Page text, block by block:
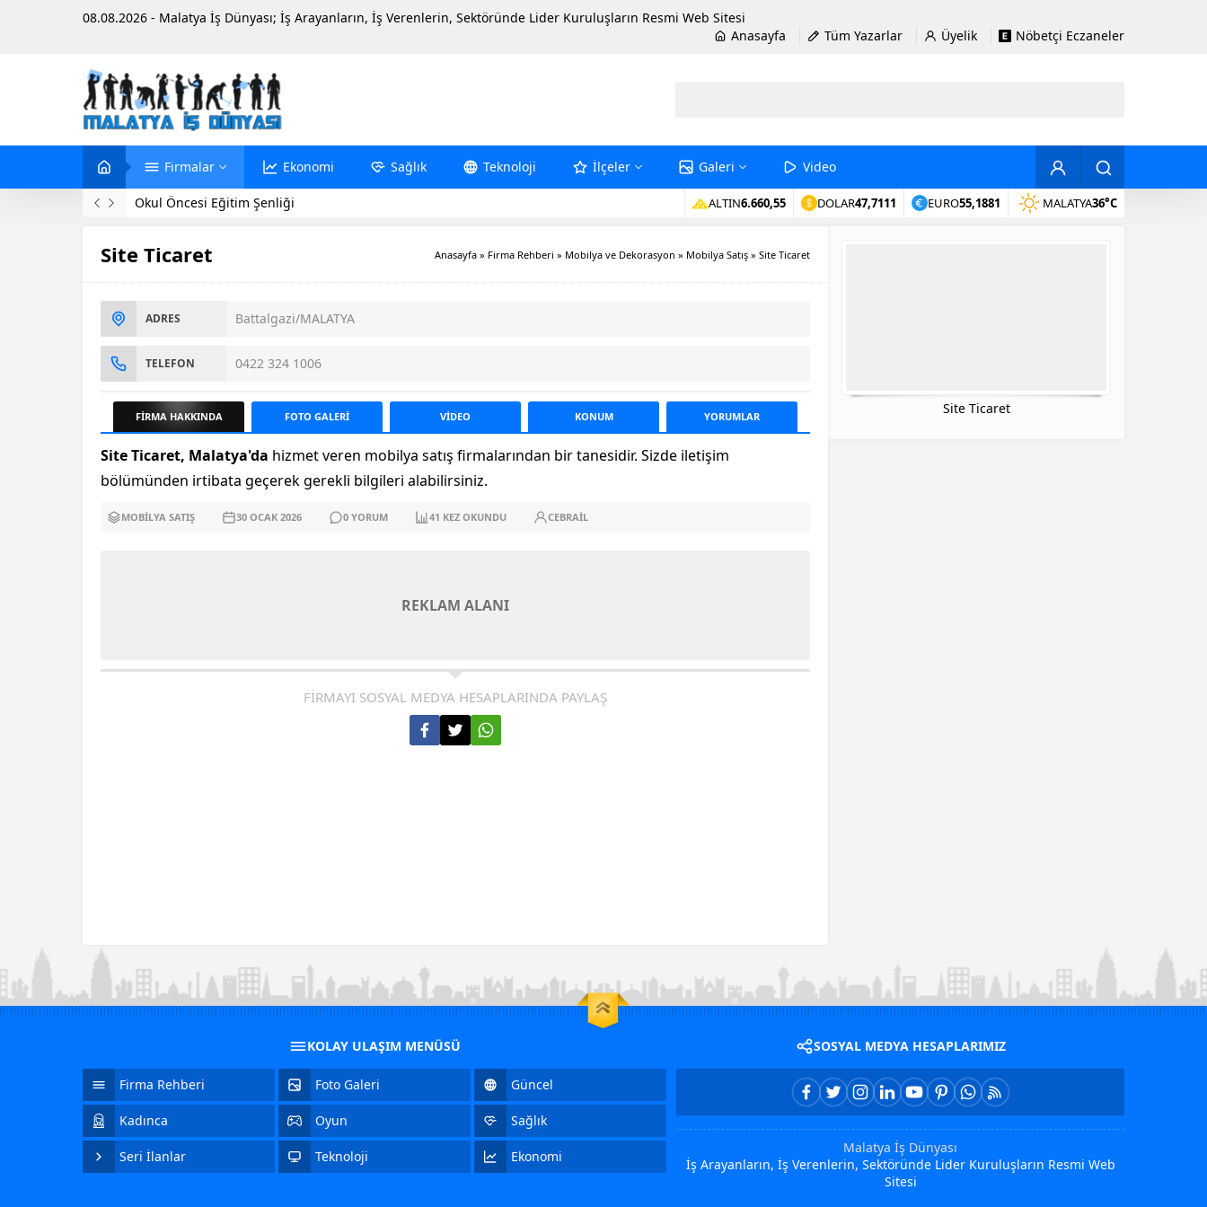
08.08.2026 - Malatya İş Dünyası; İş Arayanların, İş Verenlerin, Sektöründe Lider Kuruluşların Resmi Web Sitesi
Anasayfa
Tüm Yazarlar Üyelik Nöbetçi Eczaneler
Firmalar Ekonomi Sağlık Teknoloji İlçeler Galeri Video
Evinde Ölü Bulundu ALTIN6.660,55 DOLAR47,7111 EURO55,1881 MALATYA36°C
Site Ticaret Anasayfa » Firma Rehberi » Mobilya ve Dekorasyon » Mobilya Satış » Site Ticaret
ADRES Battalgazi/MALATYA
TELEFON 0422 324 1006
FİRMA HAKKINDA FOTO GALERİ VİDEO KONUM YORUMLAR
Site Ticaret, Malatya'da hizmet veren mobilya satış firmalarından bir tanesidir. Sizde iletişim
bölümünden irtibata geçerek gerekli bilgileri alabilirsiniz.
MOBILYA SATIŞ 30 OCAK 2026 0 YORUM 41 KEZ OKUNDU CEBRAIL
REKLAM ALANI
FİRMAYI SOSYAL MEDYA HESAPLARINDA PAYLAŞ
Site Ticaret
KOLAY ULAŞIM MENÜSÜ
Firma Rehberi Foto Galeri Güncel
Kadınca Oyun Sağlık
Seri İlanlar Teknoloji Ekonomi
SOSYAL MEDYA HESAPLARIMIZ
Malatya İş Dünyası
İş Arayanların, İş Verenlerin, Sektöründe Lider Kuruluşların Resmi Web
Sitesi